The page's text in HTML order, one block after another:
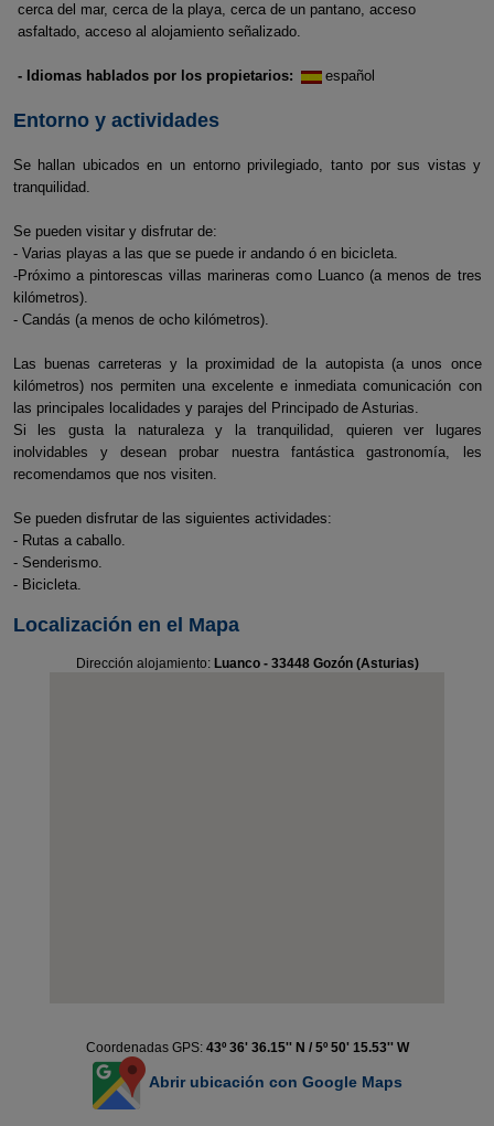
cerca del mar, cerca de la playa, cerca de un pantano, acceso
asfaltado, acceso al alojamiento señalizado.
- Idiomas hablados por los propietarios: español
Entorno y actividades
Se hallan ubicados en un entorno privilegiado, tanto por sus vistas y
tranquilidad.
Se pueden visitar y disfrutar de:
- Varias playas a las que se puede ir andando ó en bicicleta.
-Próximo a pintorescas villas marineras como Luanco (a menos de tres
kilómetros).
- Candás (a menos de ocho kilómetros).
Las buenas carreteras y la proximidad de la autopista (a unos once
kilómetros) nos permiten una excelente e inmediata comunicación con
las principales localidades y parajes del Principado de Asturias.
Si les gusta la naturaleza y la tranquilidad, quieren ver lugares
inolvidables y desean probar nuestra fantástica gastronomía, les
recomendamos que nos visiten.
Se pueden disfrutar de las siguientes actividades:
- Rutas a caballo.
- Senderismo.
- Bicicleta.
Localización en el Mapa
Dirección alojamiento: Luanco - 33448 Gozón (Asturias)
Coordenadas GPS: 43º 36' 36.15'' N / 5º 50' 15.53'' W
Abrir ubicación con Google Maps